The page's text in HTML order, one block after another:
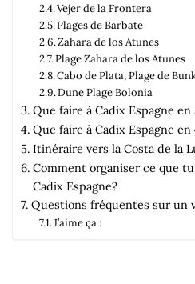
Vejer de la Frontera
Plages de Barbate
Zahara de los Atunes
Plage Zahara de los Atunes
Cabo de Plata, Plage de
Dune Plage Bolonia
Que faire à Cadix Espagne en
Que faire à Cadix Espagne en
Itinéraire vers la Costa de la
Comment organiser ce que
Cadix Espagne?
Questions fréquentes sur un
J’aime ça :